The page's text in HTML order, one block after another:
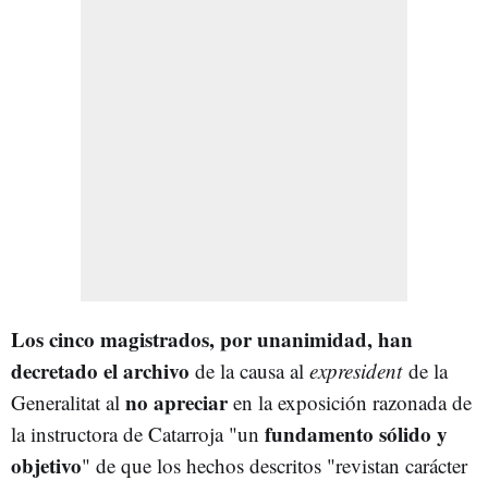
Los cinco magistrados, por unanimidad, han
decretado el archivo de la causa al expresidentde la
Generalitat al no apreciaren la exposición razonada de
la instructora de Catarroja "un fundamento sólido y
objetivo" de que los hechos descritos "revistan carácter